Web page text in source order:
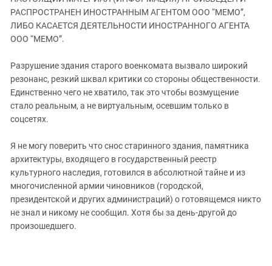
ЗАСТАВЛЯЕТ
МОБИЛИЗАЦИЯ И ПРОТЕСТЫ
Дагестан
Ингушетия
Калмыкия
Карачаево-Черкесия
Краснодарский край
Нагорный Карабах
Российская Федерация
Ростовская область
Северная Осетия - Алания
СКФО
Ставропольский край
РАСПРОСТРАНЕН ИНОСТРАННЫМ АГЕНТОМ ООО “МЕМО”,
ЛИБО КАСАЕТСЯ ДЕЯТЕЛЬНОСТИ ИНОСТРАННОГО АГЕНТА
ООО “МЕМО”.
Разрушение здания старого военкомата вызвало широкий
резонанс, резкий шквал критики со стороны общественности.
Единственно чего не хватило, так это чтобы возмущение
стало реальным, а не виртуальным, осевшим только в
соцсетях.
Я не могу поверить что снос старинного здания, памятника
архитектуры, входящего в государственный реестр
культурного наследия, готовился в абсолютной тайне и из
многочисленной армии чиновников (городской,
президентской и других администраций) о готовящемся никто
не знал и никому не сообщил. Хотя бы за день-другой до
произошедшего.